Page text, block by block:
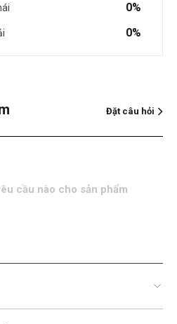
0%
0%
Đặt câu hỏi
cầu nào cho sản phẩm